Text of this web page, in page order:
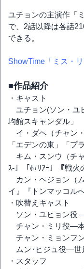
ユチョンの主演作「
で、2話以降は各話
できる。
ShowTime「ミス・
■作品紹介
・キャスト
ユチョン(ソン・ユ
均館スキャンダル」
イ・ダヘ（チャン
「エデンの東」「プ
キム・スンウ（チ
ｽ-」「ﾎﾃﾘｱｰ」『戦火
カン・ヘジョン（
イ』『トンマッコル
・吹替えキャスト
ソン・ユヒョン役
チャン・ミリ役―
チャン・ミョンフ
ムン･ヒジュ役―世
・スタッフ